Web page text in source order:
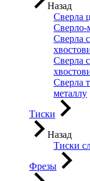
Назад
Сверла
Сверло-
Сверла
Сверла
Сверла
металлу
Тиски
Назад
Тиски
Фрезы